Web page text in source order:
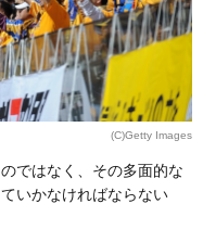
(C)Getty Images
ではなく、その多面的な
いかなければならない